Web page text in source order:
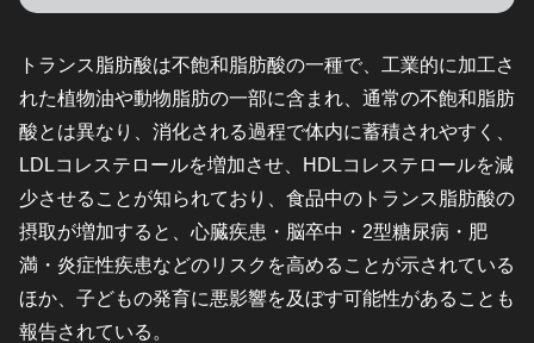
トランス脂肪酸は不飽和脂肪酸の一種で、工業的に加工さ
れた植物油や動物脂肪の一部に含まれ、通常の不飽和脂肪
酸とは異なり、消化される過程で体内に蓄積されやすく、
LDLコレステロールを増加させ、HDLコレステロールを減
少させることが知られており、食品中のトランス脂肪酸の
摂取が増加すると、心臓疾患・脳卒中・2型糖尿病・肥
満・炎症性疾患などのリスクを高めることが示されている
ほか、子どもの発育に悪影響を及ぼす可能性があることも
報告されている。